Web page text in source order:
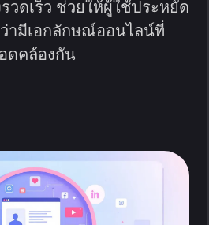
วดเร็ว ช่วยให้ผู้ใช้ประหยัด
ามีเอกลักษณ์ออนไลน์ที่
ดคล้องกัน